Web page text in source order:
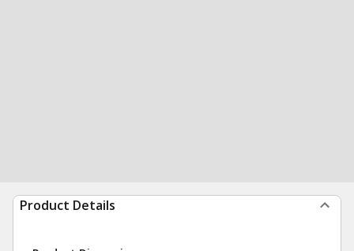
Product Details